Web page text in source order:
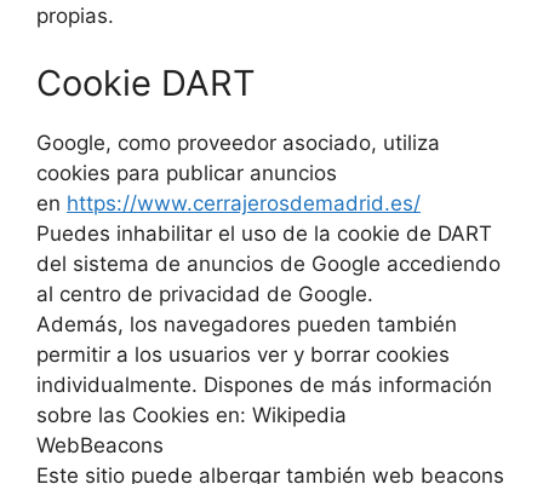
propias.
Cookie DART
Google, como proveedor asociado, utiliza
cookies para publicar anuncios
en https://www.cerrajerosdemadrid.es/
Puedes inhabilitar el uso de la cookie de DART
del sistema de anuncios de Google accediendo
al centro de privacidad de Google.
Además, los navegadores pueden también
permitir a los usuarios ver y borrar cookies
individualmente. Dispones de más información
sobre las Cookies en: Wikipedia
WebBeacons
Este sitio puede albergar también web beacons